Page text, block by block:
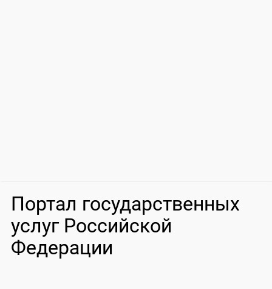
Портал государственных
услуг Российской
Федерации